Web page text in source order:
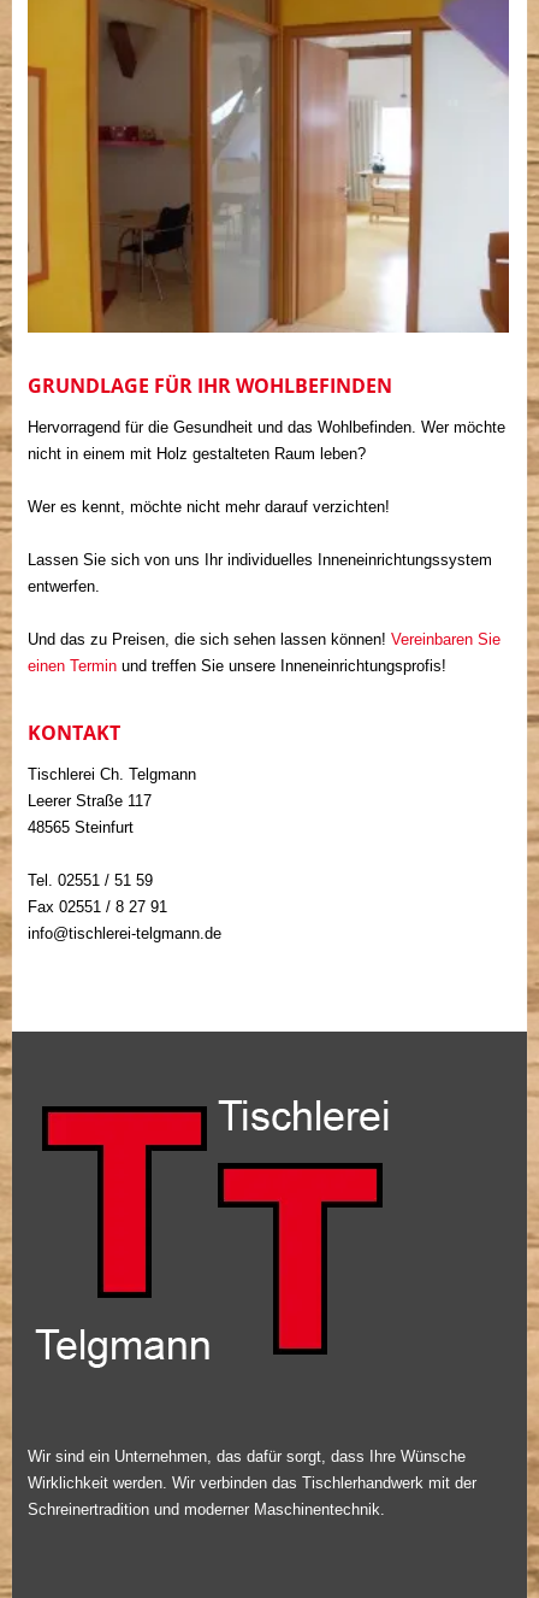
GRUNDLAGE FÜR IHR WOHLBEFINDEN
Hervorragend für die Gesundheit und das Wohlbefinden. Wer möchte
nicht in einem mit Holz gestalteten Raum leben?
Wer es kennt, möchte nicht mehr darauf verzichten!
Lassen Sie sich von uns Ihr individuelles Inneneinrichtungssystem
entwerfen.
Und das zu Preisen, die sich sehen lassen können! Vereinbaren Sie
einen Terminund treffen Sie unsere Inneneinrichtungsprofis!
KONTAKT
Tischlerei Ch. Telgmann
Leerer Straße 117
48565 Steinfurt
Tel. 02551 / 51 59
Fax 02551 / 8 27 91
info@tischlerei-telgmann.de
Wir sind ein Unternehmen, das dafür sorgt, dass Ihre Wünsche
Wirklichkeit werden. Wir verbinden das Tischlerhandwerk mit der
Schreinertradition und moderner Maschinentechnik.